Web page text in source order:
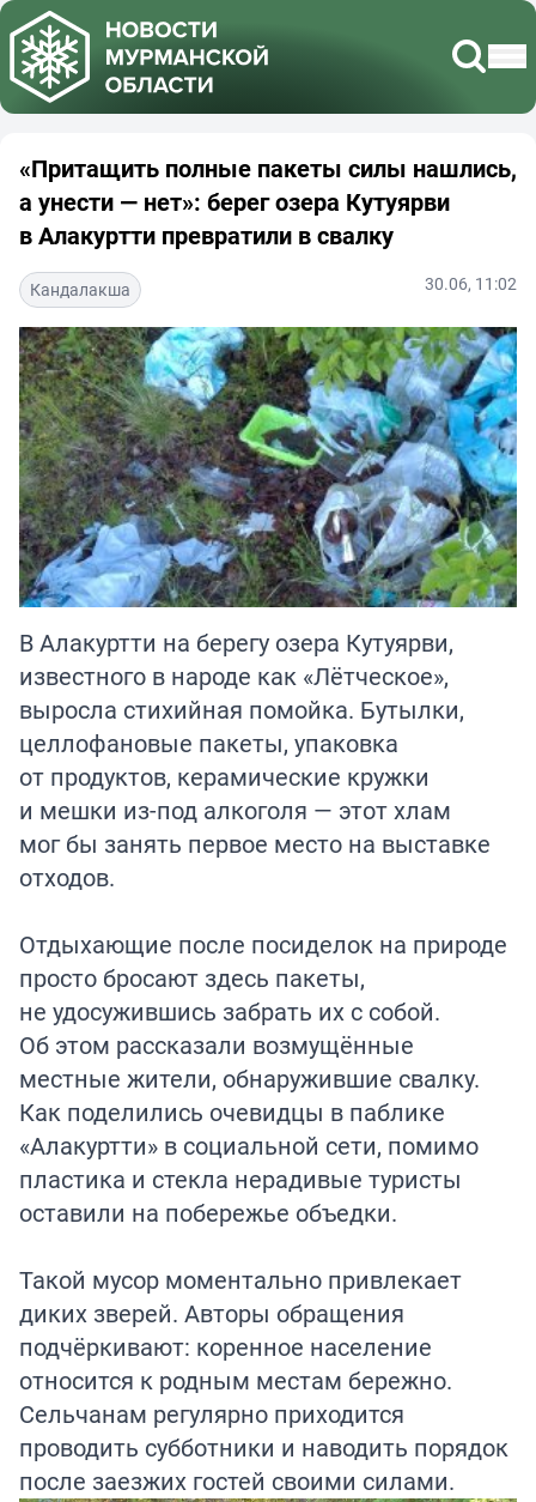
«Притащить полные пакеты силы нашлись,
а унести — нет»: берег озера Кутуярви
в Алакуртти превратили в свалку
Кандалакша 30.06, 11:02
В Алакуртти на берегу озера Кутуярви,
известного в народе как «Лётческое»,
выросла стихийная помойка. Бутылки,
целлофановые пакеты, упаковка
от продуктов, керамические кружки
и мешки из-под алкоголя — этот хлам
мог бы занять первое место на выставке
отходов.
Отдыхающие после посиделок на природе
просто бросают здесь пакеты,
не удосужившись забрать их с собой.
Об этом рассказали возмущённые
местные жители, обнаружившие свалку.
Как поделились очевидцы в паблике
«Алакуртти» в социальной сети, помимо
пластика и стекла нерадивые туристы
оставили на побережье объедки.
Такой мусор моментально привлекает
диких зверей. Авторы обращения
подчёркивают: коренное население
относится к родным местам бережно.
Сельчанам регулярно приходится
проводить субботники и наводить порядок
после заезжих гостей своими силами.